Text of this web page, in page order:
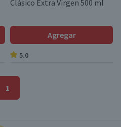
Clásico Extra Virgen 500 ml
Agregar
5.0
1